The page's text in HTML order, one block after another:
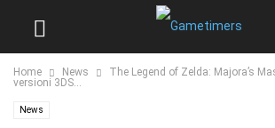
Home News
The Legend of Zelda: Majora’s
versioni 3DS...
News